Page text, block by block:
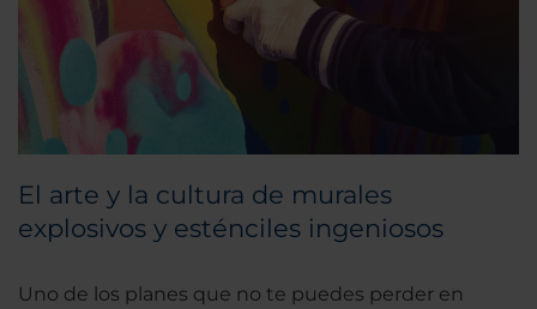
El arte y la cultura de murales
explosivos y esténciles ingeniosos
Uno de los planes que no te puedes perder en